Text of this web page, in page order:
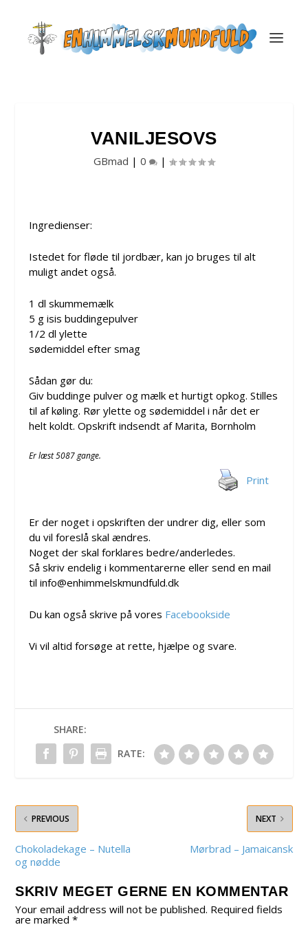
VANILJESOVS
GBmad | 0 |
Ingredienser:
Istedet for fløde til jordbær, kan jo bruges til alt
muligt andet også.
1 dl skummemælk
5 g isis buddingepulver
1/2 dl ylette
sødemiddel efter smag
Sådan gør du:
Giv buddinge pulver og mælk et hurtigt opkog. Stilles
til af køling. Rør ylette og sødemiddel i når det er
helt koldt. Opskrift indsendt af Marita, Bornholm
Er læst 5087 gange.
Print
Er der noget i opskriften der undrer dig, eller som
du vil foreslå skal ændres.
Noget der skal forklares bedre/anderledes.
Så skriv endelig i kommentarerne eller send en mail
til info@enhimmelskmundfuld.dk
Du kan også skrive på vores Facebookside
Vi vil altid forsøge at rette, hjælpe og svare.
SHARE:
RATE:
PREVIOUS
Chokoladekage – Nutella
og nødde
NEXT
Mørbrad – Jamaicansk
SKRIV MEGET GERNE EN KOMMENTAR
Your email address will not be published. Required fields
are marked*